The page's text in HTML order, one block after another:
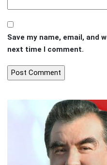
Save my name, email, and
next time I comment.